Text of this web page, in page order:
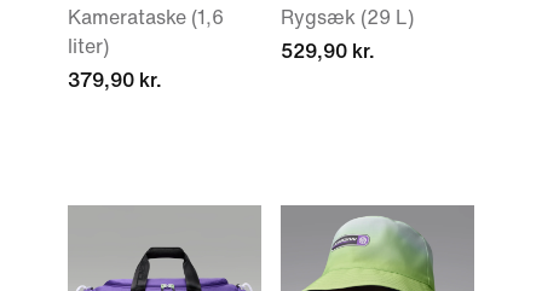
Kamerataske (1,6
liter)
379,90 kr.
Rygsæk (29 L)
529,90 kr.